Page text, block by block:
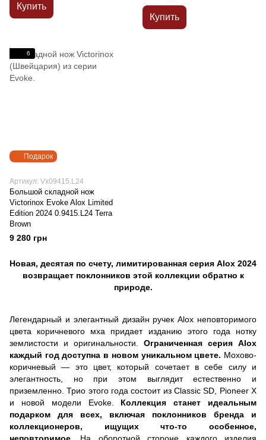
Купить
Купить
Подарок
6
Артикул: Vx09415.L24
Большой складной нож
Victorinox Evoke Alox Limited
Edition 2024 0.9415.L24 Terra
Brown
9 280 грн
Новая, десятая по счету, лимитированная серия Alox 2024
возвращает поклонников этой коллекции обратно к
природе.
Легендарный и элегантный дизайн ручек Alox неповторимого
цвета коричневого мха придает изданию этого года нотку
землистости и оригинальности. Ограниченная серия Alox
каждый год доступна в новом уникальном цвете. Мохово-
коричневый — это цвет, который сочетает в себе силу и
элегантность, но при этом выглядит естественно и
приземленно. Трио этого года состоит из Classic SD, Pioneer X
и новой модели Evoke. Коллекция станет идеальным
подарком для всех, включая поклонников бренда и
коллекционеров, ищущих что-то особенное,